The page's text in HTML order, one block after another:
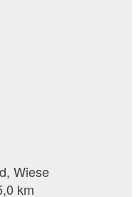
Wiese
km